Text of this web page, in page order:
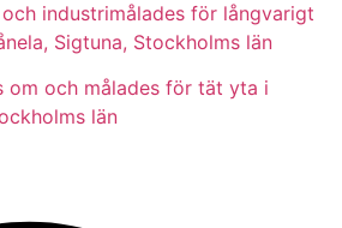
industrimålades för långvarigt
Sigtuna, Stockholms län
om och målades för tät yta i
län